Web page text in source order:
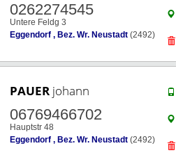
0262274545
Untere Feldg 3
Eggendorf , Bez. Wr. Neustadt (2492)
PAUER johann
06769466702
Hauptstr 48
Eggendorf , Bez. Wr. Neustadt (2492)